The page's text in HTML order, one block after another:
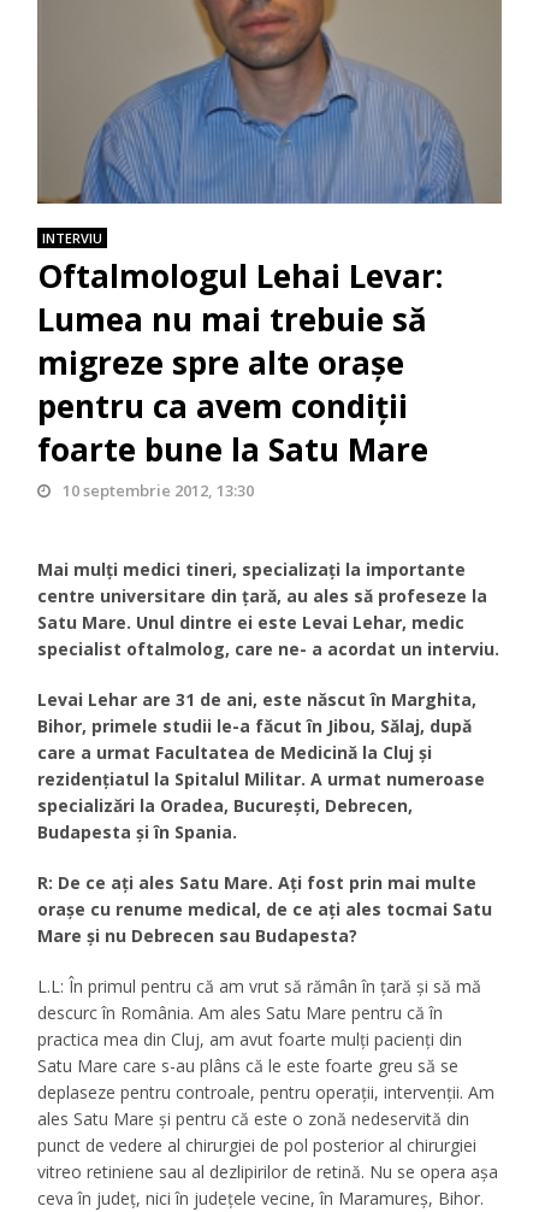
INTERVIU
Oftalmologul Lehai Levar:
Lumea nu mai trebuie să
migreze spre alte oraşe
pentru ca avem condiţii
foarte bune la Satu Mare
10 septembrie 2012, 13:30
Mai mulţi medici tineri, specializaţi la importante
centre universitare din ţară, au ales să profeseze la
Satu Mare. Unul dintre ei este Levai Lehar, medic
specialist oftalmolog, care ne- a acordat un interviu.
Levai Lehar are 31 de ani, este născut în Marghita,
Bihor, primele studii le-a făcut în Jibou, Sălaj, după
care a urmat Facultatea de Medicină la Cluj şi
rezidenţiatul la Spitalul Militar. A urmat numeroase
specializări la Oradea, Bucureşti, Debrecen,
Budapesta şi în Spania.
R: De ce aţi ales Satu Mare. Aţi fost prin mai multe
oraşe cu renume medical, de ce aţi ales tocmai Satu
Mare şi nu Debrecen sau Budapesta?
L.L: În primul pentru că am vrut să rămân în ţară şi să mă
descurc în România. Am ales Satu Mare pentru că în
practica mea din Cluj, am avut foarte mulţi pacienţi din
Satu Mare care s-au plâns că le este foarte greu să se
deplaseze pentru controale, pentru operaţii, intervenţii. Am
ales Satu Mare şi pentru că este o zonă nedeservită din
punct de vedere al chirurgiei de pol posterior al chirurgiei
vitreo retiniene sau al dezlipirilor de retină. Nu se opera aşa
ceva în judeţ, nici în judeţele vecine, în Maramureş, Bihor.